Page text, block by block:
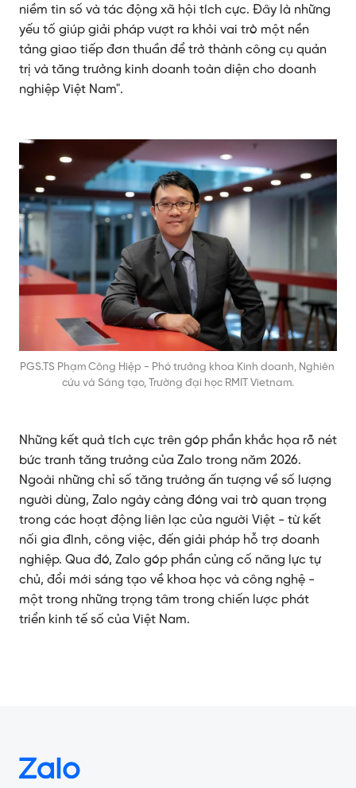
niềm tin số và tác động xã hội tích cực. Đây là những
yếu tố giúp giải pháp vượt ra khỏi vai trò một nền
tảng giao tiếp đơn thuần để trở thành công cụ quản
trị và tăng trưởng kinh doanh toàn diện cho doanh
nghiệp Việt Nam".
PGS.TS Phạm Công Hiệp - Phó trưởng khoa Kinh doanh, Nghiên
cứu và Sáng tạo, Trường đại học RMIT Vietnam.
Những kết quả tích cực trên góp phần khắc họa rõ nét
bức tranh tăng trưởng của Zalo trong năm 2026.
Ngoài những chỉ số tăng trưởng ấn tượng về số lượng
người dùng, Zalo ngày càng đóng vai trò quan trọng
trong các hoạt động liên lạc của người Việt - từ kết
nối gia đình, công việc, đến giải pháp hỗ trợ doanh
nghiệp. Qua đó, Zalo góp phần củng cố năng lực tự
chủ, đổi mới sáng tạo về khoa học và công nghệ -
một trong những trọng tâm trong chiến lược phát
triển kinh tế số của Việt Nam.